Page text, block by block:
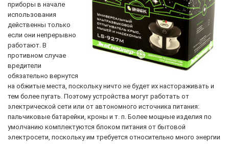
приборы в начале
использования
действенны только
если они непрерывно
работают. В
противном случае
вредители
обязательно вернутся
на обжитые места, поскольку ничто не будет их настораживать и
тем более пугать. Поэтому устройства могут работать от
электрической сети или от автономного источника питания:
пальчиковые батарейки, кроны и т. п. Более мощные изделия по
умолчанию комплектуются блоком питания от бытовой
электросети, поскольку им требуется относительно много энергии